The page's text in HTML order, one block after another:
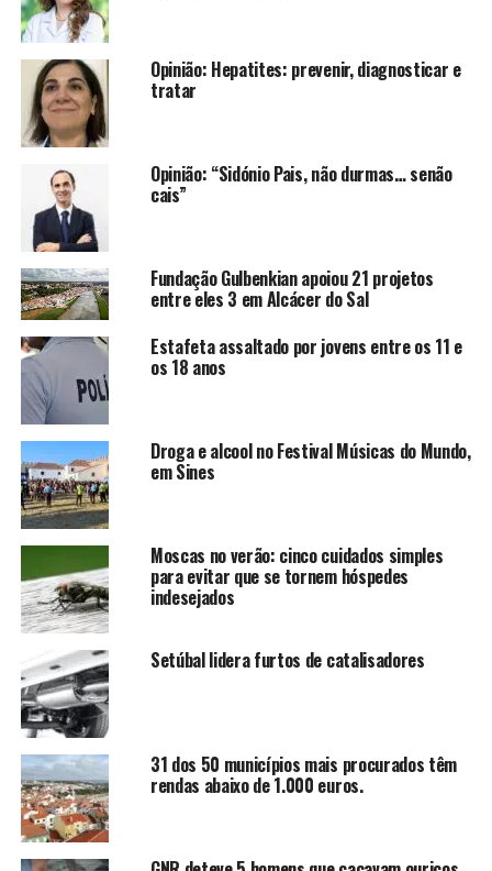
Opinião: Hepatites: prevenir, diagnosticar e
tratar
Opinião: “Sidónio Pais, não durmas… senão
cais”
Fundação Gulbenkian apoiou 21 projetos
entre eles 3 em Alcácer do Sal
Estafeta assaltado por jovens entre os 11 e
os 18 anos
Droga e alcool no Festival Músicas do Mundo,
em Sines
Moscas no verão: cinco cuidados simples
para evitar que se tornem hóspedes
indesejados
Setúbal lidera furtos de catalisadores
31 dos 50 municípios mais procurados têm
rendas abaixo de 1.000 euros.